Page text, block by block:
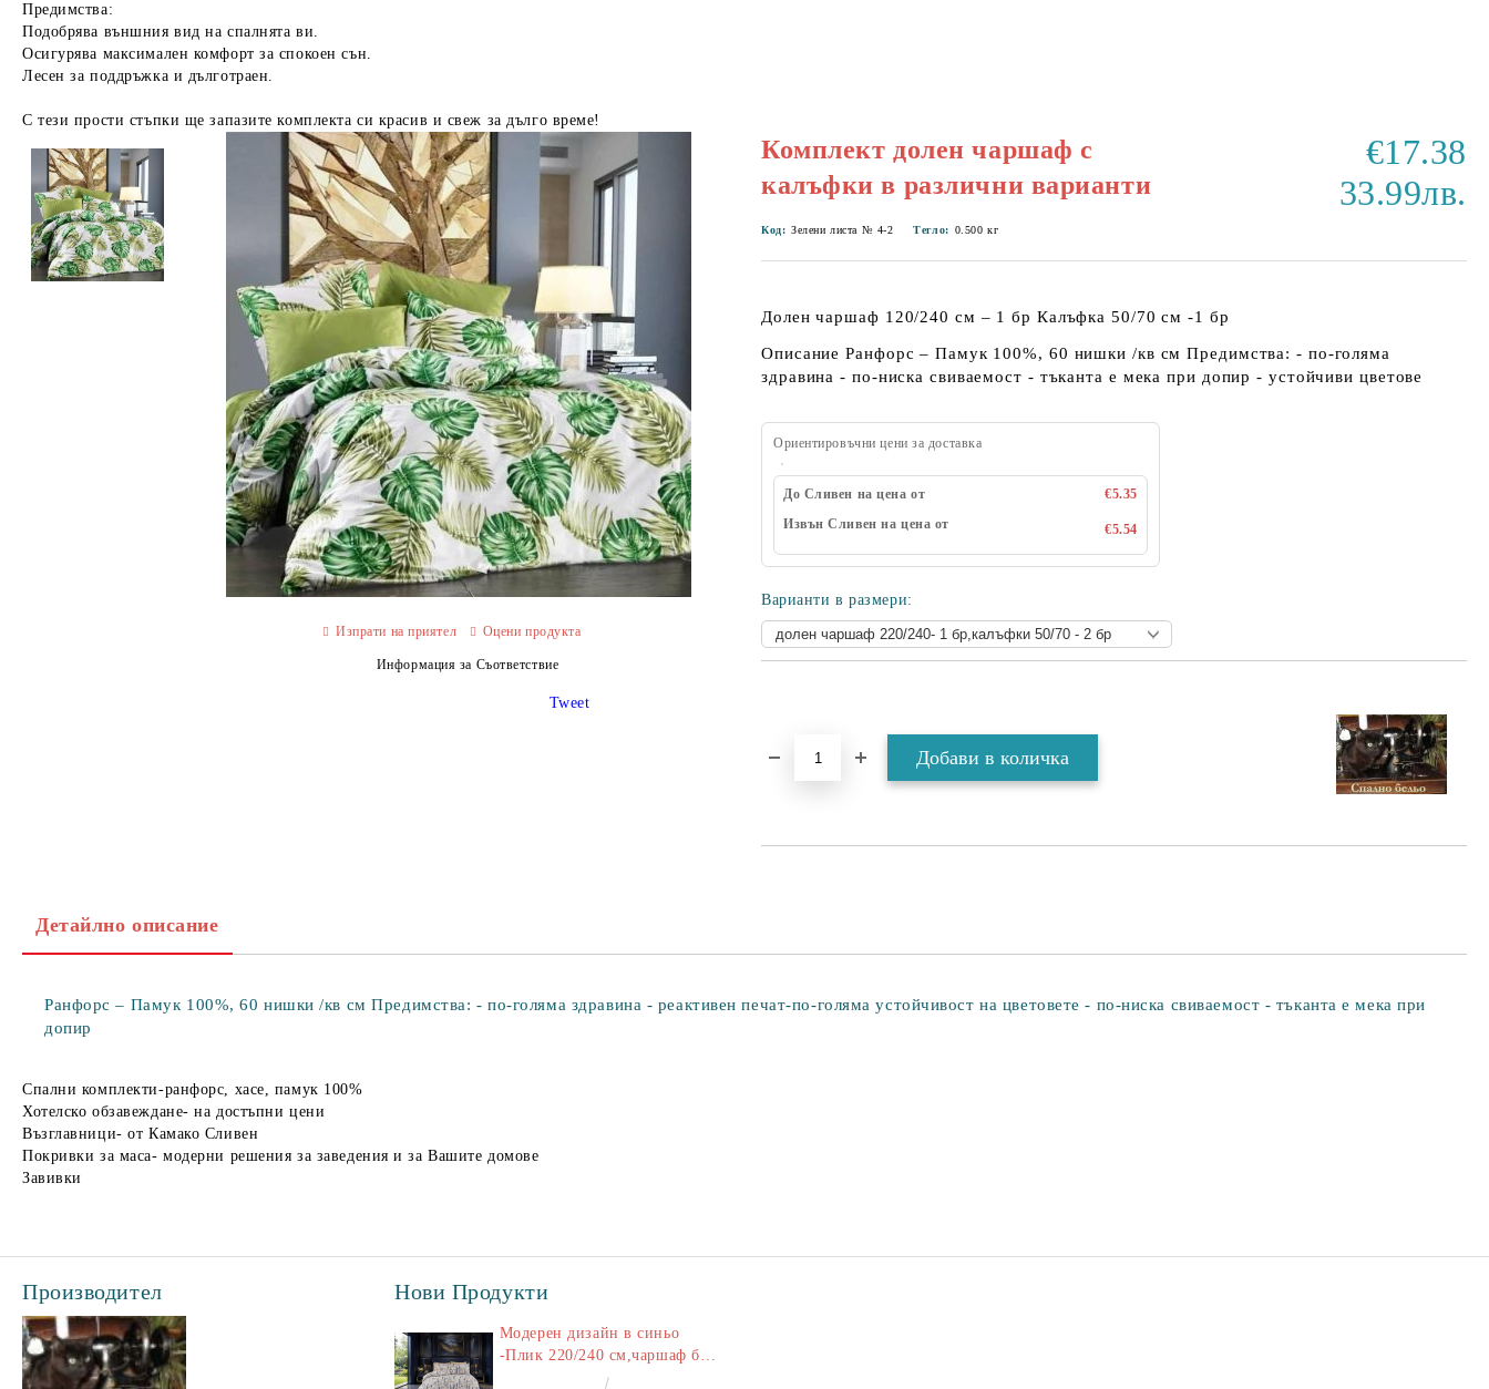
Предимства:
Подобрява външния вид на спалнята ви.
Осигурява максимален комфорт за спокоен сън.
Лесен за поддръжка и дълготраен.
С тези прости стъпки ще запазите комплекта си красив и свеж за дълго време!
Комплект долен чаршаф с
калъфки в различни варианти
€17.38
33.99лв.
Код: Зелени листа № 4-2 Тегло: 0.500 кг
Долен чаршаф 120/240 см – 1 бр Калъфка 50/70 см -1 бр
Описание Ранфорс – Памук 100%, 60 нишки /кв см Предимства: - по-голяма
здравина - по-ниска свиваемост - тъканта е мека при допир - устойчиви цветове
Ориентировъчни цени за доставка
До Сливен на цена от
€5.35
Извън Сливен на цена от
€5.54
Варианти в размери:
Изпрати на приятел Оцени продукта
Информация за Съответствие
Tweet
Детайлно описание
Ранфорс – Памук 100%, 60 нишки /кв см Предимства: - по-голяма здравина - реактивен печат-по-голяма устойчивост на цветовете - по-ниска свиваемост - тъканта е мека при
допир
Спални комплекти-ранфорс, хасе, памук 100%
Хотелско обзавеждане- на достъпни цени
Възглавници- от Камако Сливен
Покривки за маса- модерни решения за заведения и за Вашите домове
Завивки
Производител Нови Продукти
Модерен дизайн в синьо
-Плик 220/240 см,чаршаф без
ластик 240/260 см,калъфки